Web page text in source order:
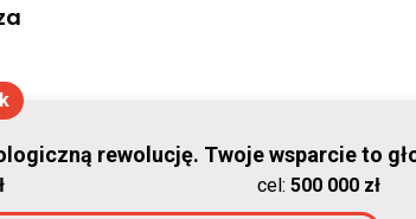
rewolucję. Twoje wsparcie to
cel: 500 000 zł